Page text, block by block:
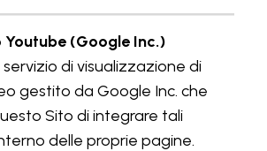
(Google Inc.)
di visualizzazione di
gestito da Google Inc. che
Sito di integrare tali
delle proprie pagine.